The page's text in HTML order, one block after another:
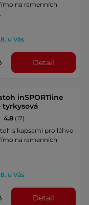
na ramenních
u Vás
Detail
inSPORTline
tyrkysová
4.8 (17)
s kapsami pro láhve
na ramenních
u Vás
Detail